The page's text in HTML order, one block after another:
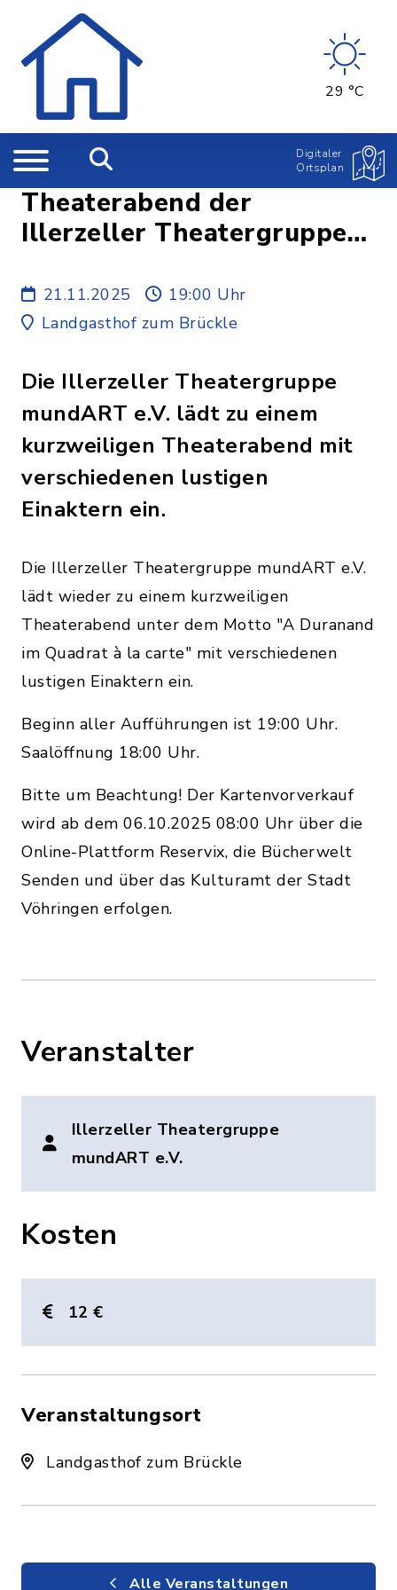
29 °C
Digitaler
Ortsplan
Theaterabend der
Illerzeller Theatergruppe
21.11.2025
19:00 Uhr
Landgasthof zum Brückle
Die Illerzeller Theatergruppe
mundART e.V. lädt zu einem
kurzweiligen Theaterabend mit
verschiedenen lustigen
Einaktern ein.
Die Illerzeller Theatergruppe mundART e.V.
lädt wieder zu einem kurzweiligen
Theaterabend unter dem Motto "A Duranand
im Quadrat à la carte" mit verschiedenen
lustigen Einaktern ein.
Beginn aller Aufführungen ist 19:00 Uhr.
Saalöffnung 18:00 Uhr.
Bitte um Beachtung! Der Kartenvorverkauf
wird ab dem 06.10.2025 08:00 Uhr über die
Online-Plattform Reservix, die Bücherwelt
Senden und über das Kulturamt der Stadt
Vöhringen erfolgen.
Veranstalter
Illerzeller Theatergruppe
mundART e.V.
Kosten
12 €
Veranstaltungsort
Landgasthof zum Brückle
Alle Veranstaltungen